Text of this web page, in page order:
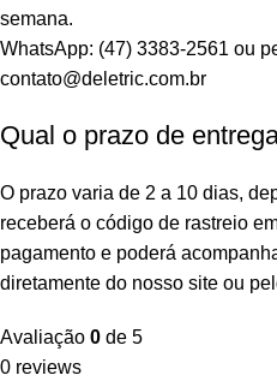
semana.
WhatsApp: (47) 3383-2561 ou
contato@deletric.com.br
Qual o prazo de
O prazo varia de 2 a 10 dias,
receberá o código de rastreio
pagamento e poderá
diretamente do nosso site ou
Avaliação 0 de 5
0 reviews